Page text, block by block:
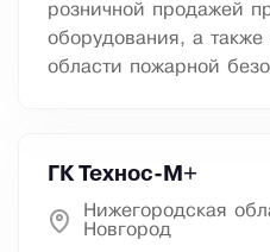
розничной продажей
оборудования, а также
области пожарной
ГК Технос-М+
Нижегородская
Новгород